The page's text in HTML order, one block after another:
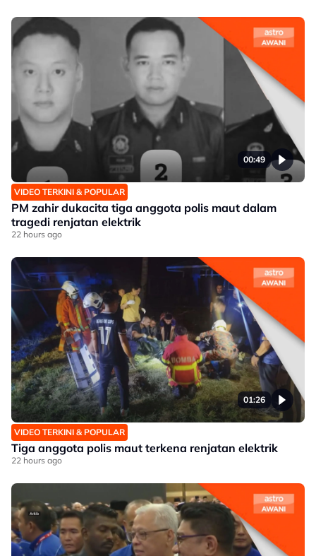
00:49
VIDEO TERKINI & POPULAR
PM zahir dukacita tiga anggota polis maut dalam
tragedi renjatan elektrik
22 hours ago
01:26
VIDEO TERKINI & POPULAR
Tiga anggota polis maut terkena renjatan elektrik
22 hours ago